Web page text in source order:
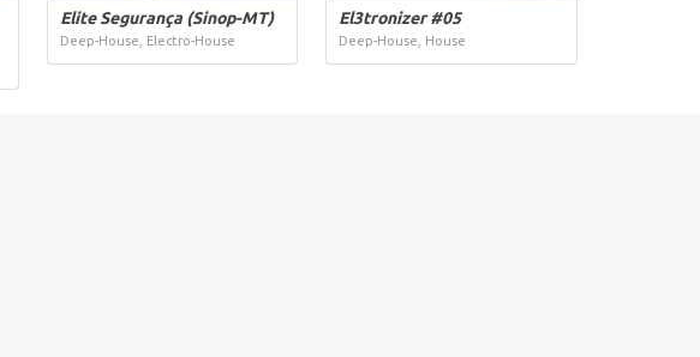
Elite Segurança (Sinop-MT)
Deep-House, Electro-House
El3tronizer #05
Deep-House, House